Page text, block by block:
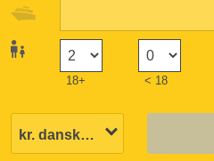
18+ < 18